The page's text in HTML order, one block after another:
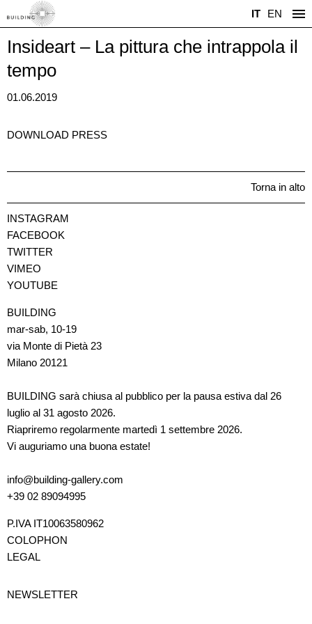
IT EN
Insideart – La pittura che intrappola il
tempo
01.06.2019
DOWNLOAD PRESS
Torna in alto
INSTAGRAM
FACEBOOK
TWITTER
VIMEO
YOUTUBE
BUILDING
mar-sab, 10-19
via Monte di Pietà 23
Milano 20121
BUILDING sarà chiusa al pubblico per la pausa estiva dal 26
luglio al 31 agosto 2026.
Riapriremo regolarmente martedì 1 settembre 2026.
Vi auguriamo una buona estate!
info@building-gallery.com
+39 02 89094995
P.IVA IT10063580962
COLOPHON
LEGAL
NEWSLETTER